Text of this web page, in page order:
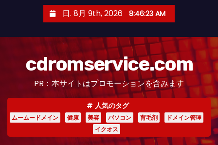
日. 8月 9th, 2026 8:46:24 AM
cdromservice.com
PR：本サイトはプロモーションを含みます
人気のタグ
ムームードメイン 健康 美容 パソコン 育毛剤
ドメイン管理
イクオス